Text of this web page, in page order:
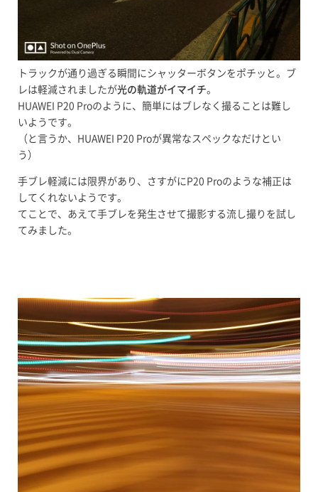
トラックが通り過ぎる瞬間にシャッターボタンをポチッと。ブ
レは軽減されましたが光の軌道がイマイチ。
HUAWEI P20 Proのように、簡単にはブレなく撮ることは難し
いようです。
（と言うか、HUAWEI P20 Proが異常なスペックなだけとい
う）
手ブレ軽減には限界があり、さすがにP20 Proのような補正は
してくれないようです。
てことで、あえて手ブレを発生させて撮影する流し撮りを試し
てみました。